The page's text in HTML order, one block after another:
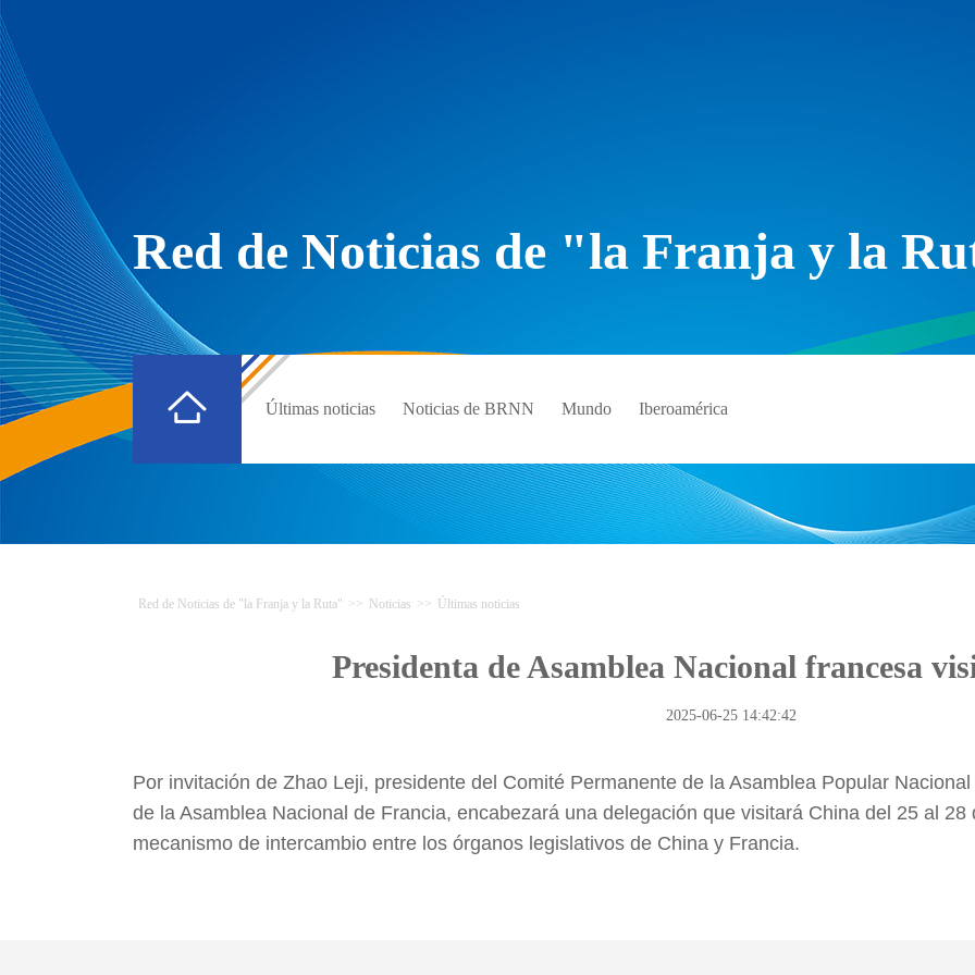
Red de Noticias de "la Franja y la
Últimas noticias Noticias de BRNN Mundo Iberoamérica
Red de Noticias de "la Franja y la Ruta" >> Noticias >> Últimas noticias
Presidenta de Asamblea Nacional francesa
2025-06-25 14:42:42
Por invitación de Zhao Leji, presidente del Comité Permanente de la Asamblea Popular
de la Asamblea Nacional de Francia, encabezará una delegación que visitará China del 25 al
mecanismo de intercambio entre los órganos legislativos de China y Francia.